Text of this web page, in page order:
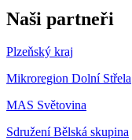
Naši partneři
Plzeňský kraj
Mikroregion Dolní Střela
MAS Světovina
Sdružení Bělská skupina